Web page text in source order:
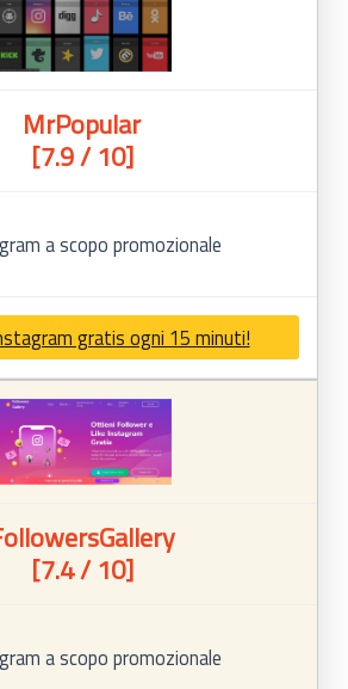
MrPopular
[7.9 / 10]
a scopo promozionale
gratis ogni 15 minuti!
[7.4 / 10]
a scopo promozionale